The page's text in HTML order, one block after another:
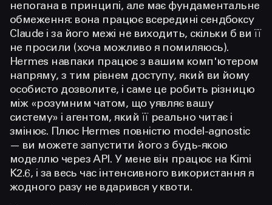
непогана в принципі, але має фундаментальне
обмеження: вона працює всередині сендбоксу
Claude і за його межі не виходить, скільки б ви її
не просили (хоча можливо я помиляюсь).
Hermes навпаки працює з вашим комп'ютером
напряму, з тим рівнем доступу, який ви йому
особисто дозволите, і саме це робить різницю
між «розумним чатом, що уявляє вашу
систему» і агентом, який її реально читає і
змінює. Плюс Hermes повністю model-agnostic
— ви можете запустити його з будь-якою
моделлю через API. У мене він працює на Kimi
K2.6, і за весь час інтенсивного використання я
жодного разу не вдарився у квоти.